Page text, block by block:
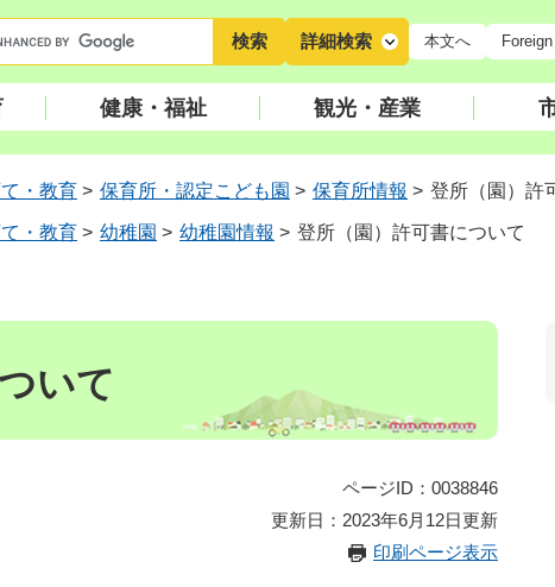
詳細検索 本文へ
健康・福祉 観光・産業
・教育 > 保育所・認定こども園 > 保育所情報 > 登所（園）許
・教育 > 幼稚園 > 幼稚園情報 > 登所（園）許可書について
いて
ページID：0038846
更新日：2023年6月12日更新
印刷ページ表示